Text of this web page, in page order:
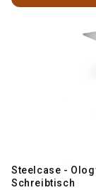
Steelcase -
Schreibtisch